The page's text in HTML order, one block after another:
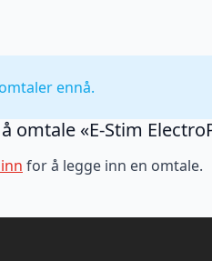
ennå.
omtale «E-Stim
for å legge inn en omtale.